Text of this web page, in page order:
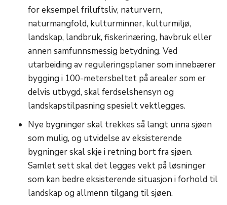
for eksempel friluftsliv, naturvern,
naturmangfold, kulturminner, kulturmiljø,
landskap, landbruk, fiskerinæring, havbruk eller
annen samfunnsmessig betydning. Ved
utarbeiding av reguleringsplaner som innebærer
bygging i 100-metersbeltet på arealer som er
delvis utbygd, skal ferdselshensyn og
landskapstilpasning spesielt vektlegges.
Nye bygninger skal trekkes så langt unna sjøen
som mulig, og utvidelse av eksisterende
bygninger skal skje i retning bort fra sjøen.
Samlet sett skal det legges vekt på løsninger
som kan bedre eksisterende situasjon i forhold til
landskap og allmenn tilgang til sjøen.